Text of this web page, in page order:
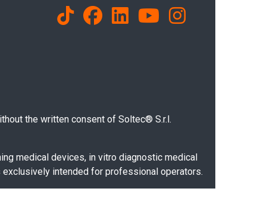
the written consent of Soltec® S.r.l.
medical devices, in vitro diagnostic medical
intended for professional operators.